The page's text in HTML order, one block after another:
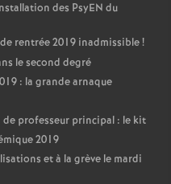
des PsyEN du
rentrée 2019 inadmissible!
le second degré
: la grande arnaque
professeur principal : le kit
2019
et à la grève le mardi